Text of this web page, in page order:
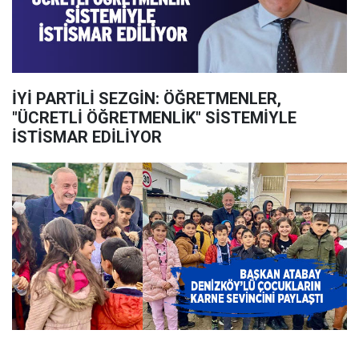
İYİ PARTİLİ SEZGİN: ÖĞRETMENLER,
"ÜCRETLİ ÖĞRETMENLİK" SİSTEMİYLE
İSTİSMAR EDİLİYOR